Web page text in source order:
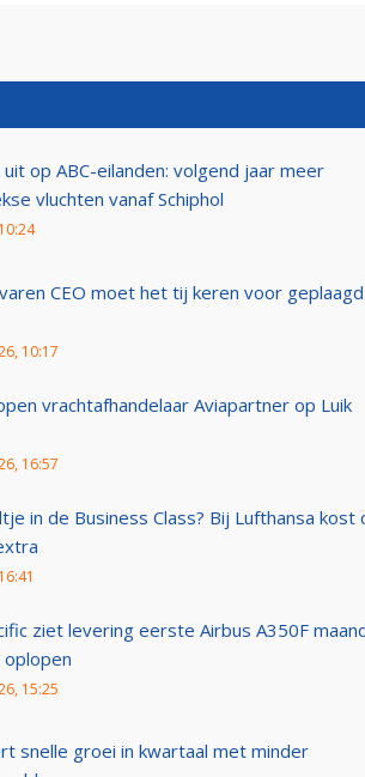
op ABC-eilanden: volgend jaar meer
vluchten vanaf Schiphol
CEO moet het tij keren voor
10:17
vrachtafhandelaar Aviapartner op Luik
16:57
in de Business Class? Bij Lufthansa kost
ziet levering eerste Airbus A350F
15:25
snelle groei in kwartaal met minder